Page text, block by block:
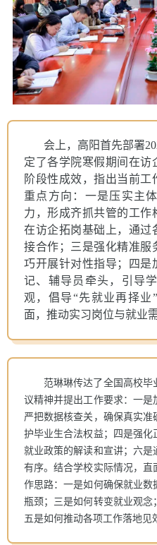
会上，高阳首先部署
定了各学院寒假期间在访
阶段性成效，指出当前
重点方向：一是压实主
力，形成齐抓共管的工作
在访企拓岗基础上，通过
接合作；三是强化精准服
巧开展针对性指导；四是
记、辅导员牵头，引导
观，倡导“先就业再择业
面，推动实习岗位与就业
范琳琳传达了全国高校毕
议精神并提出工作要求：一
严把数据核查关，确保真实
护毕业生合法权益；四是强
就业政策的解读和宣讲；六
有序。结合学校实际情况，
作思路：一是如何确保就业
瓶颈；三是如何转变就业观念
五是如何推动各项工作落地见